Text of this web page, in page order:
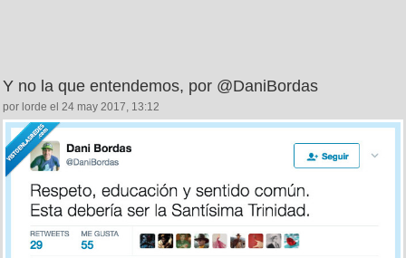
Y no la que entendemos, por @DaniBordas
por lorde el 24 may 2017, 13:12